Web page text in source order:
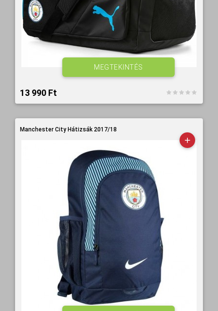
13 990 Ft‎
MEGTEKINTÉS
Manchester City Hátizsák 2017/18